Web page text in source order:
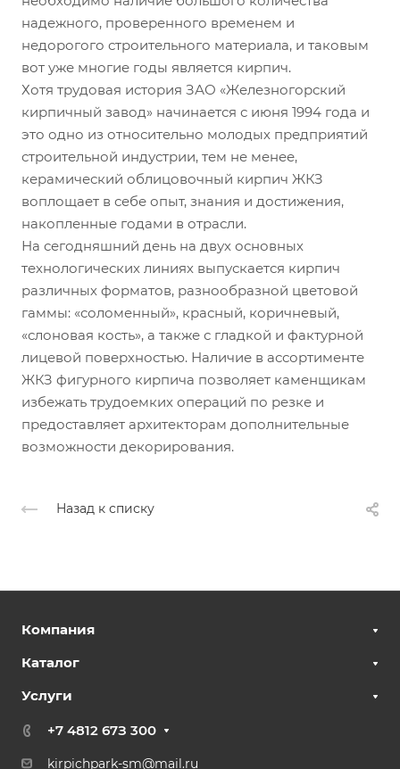
надежного, проверенного временем и
недорогого строительного материала, и таковым
вот уже многие годы является кирпич.
Хотя трудовая история ЗАО «Железногорский
кирпичный завод» начинается с июня 1994 года и
это одно из относительно молодых предприятий
строительной индустрии, тем не менее,
керамический облицовочный кирпич ЖКЗ
воплощает в себе опыт, знания и достижения,
накопленные годами в отрасли.
На сегодняшний день на двух основных
технологических линиях выпускается кирпич
различных форматов, разнообразной цветовой
гаммы: «соломенный», красный, коричневый,
«слоновая кость», а также с гладкой и фактурной
лицевой поверхностью. Наличие в ассортименте
ЖКЗ фигурного кирпича позволяет каменщикам
избежать трудоемких операций по резке и
предоставляет архитекторам дополнительные
возможности декорирования.
Назад к списку
Компания
Каталог
Услуги
+7 4812 67З 300
kirpichpark-sm@mail.ru